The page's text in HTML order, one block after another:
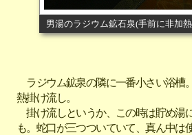
男湯のラジウム鉱石泉(手前に非加
ラジウム鉱泉の隣に一番小さい浴槽
熱掛け流し。
掛け流しというか、この時は貯め湯
も。蛇口が三つついていて、真ん中は